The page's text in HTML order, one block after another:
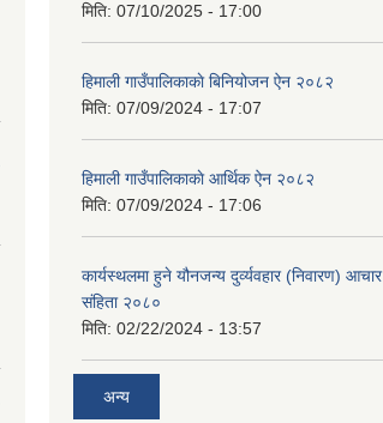
मिति: 07/10/2025 - 17:00
हिमाली गाउँपालिकाकाे बिनियोजन ऐन २०८२
मिति: 07/09/2024 - 17:07
हिमाली गाउँपालिकाकाे आर्थिक ऐन २०८२
मिति: 07/09/2024 - 17:06
कार्यस्थलमा हुने यौनजन्य दुर्व्यवहार (निवारण) आचार
संहिता २०८०
मिति: 02/22/2024 - 13:57
अन्य